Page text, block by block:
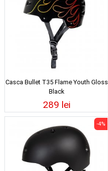
Casca Bullet T35 Flame Youth Gloss
Black
289 lei
-4%